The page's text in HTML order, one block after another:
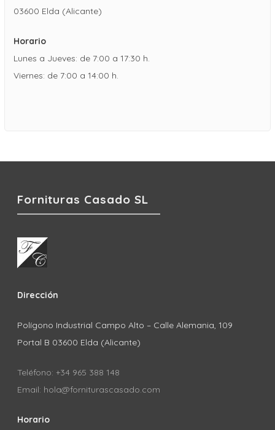
03600 Elda (Alicante)
Horario
Lunes a Jueves: de 7:00 a 17:30 h.
Viernes: de 7:00 a 14:00 h.
Fornituras Casado SL
Dirección
Polígono Industrial Campo Alto – Calle Alemania, 109
Portal B 03600 Elda (Alicante)
Teléfono: +34 965 388 148
Email: hola@forniturascasado.com
Horario